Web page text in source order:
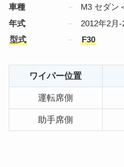
車種
M3 セダン
年式
2012年2月-
型式
F30
ワイパー位置
運転席側
助手席側